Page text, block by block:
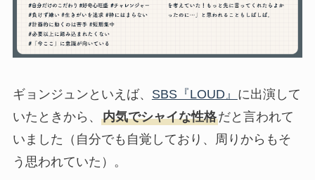
ギョンジュンといえば、 SBS『LOUD』 に出演して
いたときから、 内気でシャイな性格だと言われて
いました（自分でも自覚しており、周りからもそ
う思われていた）。